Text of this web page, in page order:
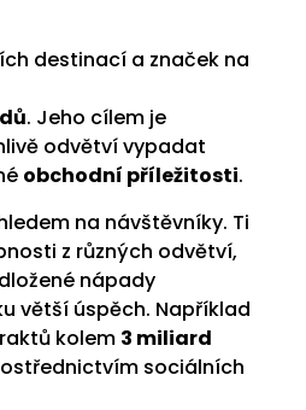
destinací a značek na
. Jeho cílem je
odvětví vypadat
obchodní příležitosti.
na návštěvníky. Ti
z různých odvětví,
nápady
větší úspěch. Například
kolem 3 miliard
sociálních